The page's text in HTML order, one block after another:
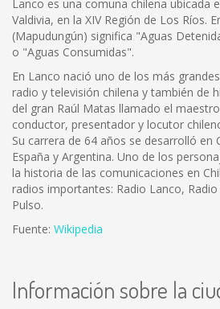
Lanco es una comuna chilena ubicada
Valdivia, en la XIV Región de Los Ríos.
(Mapudungún) significa "Aguas
o "Aguas Consumidas".
En Lanco nació uno de los más
radio y televisión chilena y también de
del gran Raúl Matas llamado el
conductor, presentador y locutor
Su carrera de 64 años se desarrolló en
España y Argentina. Uno de los
la historia de las comunicaciones en
radios importantes: Radio Lanco,
Pulso.
Fuente: Wikipedia
Información sobre la